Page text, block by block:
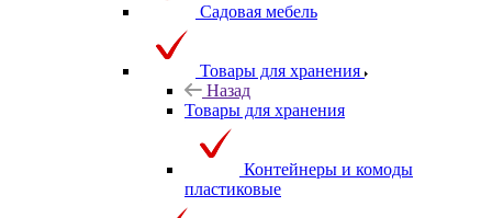
Садовая мебель
Товары для хранения
Назад
Товары для хранения
Контейнеры и комоды
пластиковые